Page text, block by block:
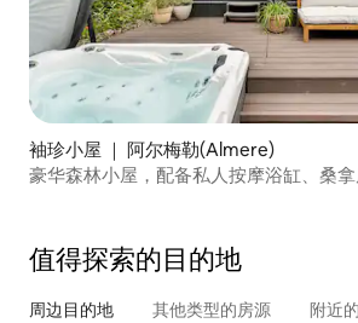
袖珍小屋 ｜ 阿尔梅勒(Almere)
豪华森林小屋，配备私人按摩浴缸、桑
值得探索的目的地
周边目的地 其他类型的房源 附近